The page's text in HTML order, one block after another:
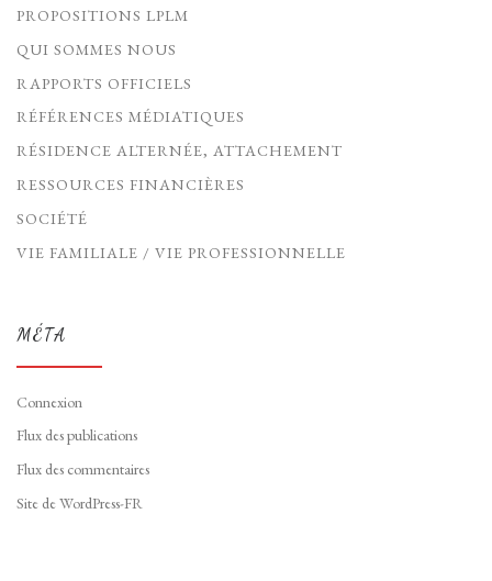
PROPOSITIONS LPLM
QUI SOMMES NOUS
RAPPORTS OFFICIELS
RÉFÉRENCES MÉDIATIQUES
RÉSIDENCE ALTERNÉE, ATTACHEMENT
RESSOURCES FINANCIÈRES
SOCIÉTÉ
VIE FAMILIALE / VIE PROFESSIONNELLE
MÉTA
Connexion
Flux des publications
Flux des commentaires
Site de WordPress-FR